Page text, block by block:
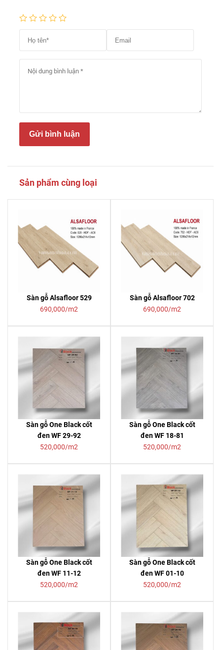
Gửi bình luận
Sản phẩm cùng loại
Sàn gỗ Alsafloor 529
690,000/m2
Sàn gỗ Alsafloor 702
690,000/m2
Sàn gỗ One Black cốt
đen WF 29-92
520,000/m2
Sàn gỗ One Black cốt
đen WF 18-81
520,000/m2
Sàn gỗ One Black cốt
đen WF 11-12
520,000/m2
Sàn gỗ One Black cốt
đen WF 01-10
520,000/m2